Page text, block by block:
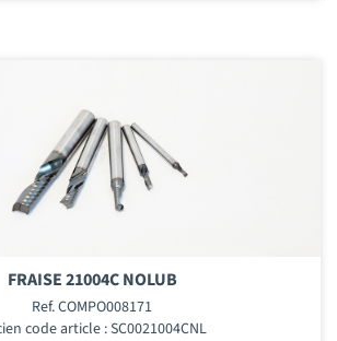
FRAISE 21004C NOLUB
Ref. COMPO008171
code article : SC0021004CNL